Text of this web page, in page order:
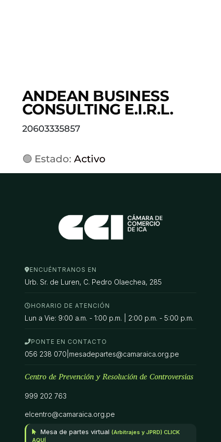
ANDEAN BUSINESS
CONSULTING E.I.R.L.
20603335857
🟢 Estado: Activo
ENCUÉNTRANOS EN
Urb. Sr. de Luren, C. Pedro Olaechea, 285
HORARIO DE ATENCIÓN
Lun a Vie: 9:00 a.m. - 1:00 p.m. | 2:00 p.m. - 5:00 p.m.
PONTE EN CONTACTO
056 238 070 mesadepartes@camaraica.org.pe
Centro de Prevención y Resolución de Controversias
999 202 763
elcentro@camaraica.org.pe
Mesa de partes virtual (Arbitrajes y JPRD) CLICK
AQUÍ